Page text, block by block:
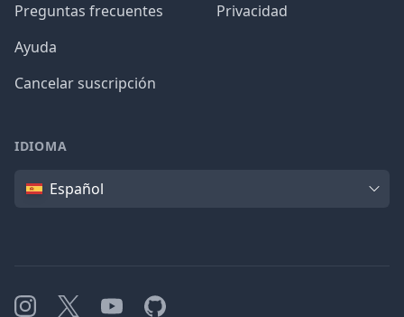
Preguntas frecuentes
Ayuda
Cancelar suscripción
Privacidad
IDIOMA
IdiomaEspañol
Instagram
X YouTubeGitHub